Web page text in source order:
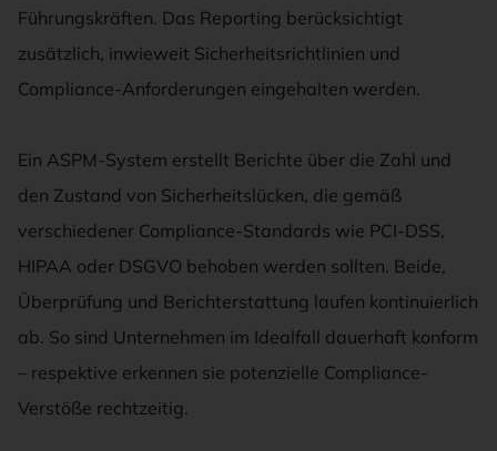
Führungskräften. Das Reporting berücksichtigt
zusätzlich, inwieweit Sicherheitsrichtlinien und
Compliance-Anforderungen eingehalten werden.
Ein ASPM-System erstellt Berichte über die Zahl und
den Zustand von Sicherheitslücken, die gemäß
verschiedener Compliance-Standards wie PCI-DSS,
HIPAA oder DSGVO behoben werden sollten. Beide,
Überprüfung und Berichterstattung laufen kontinuierlich
ab. So sind Unternehmen im Idealfall dauerhaft konform
– respektive erkennen sie potenzielle Compliance-
Verstöße rechtzeitig.